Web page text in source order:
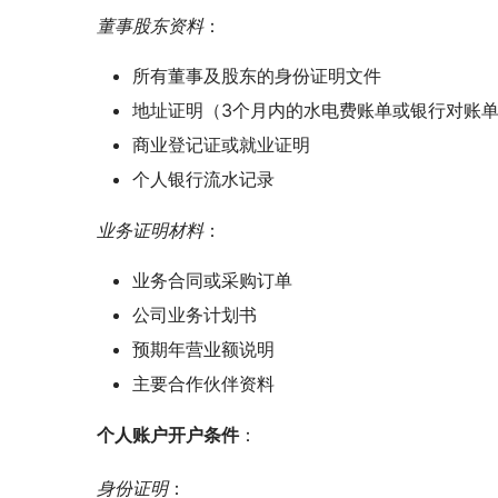
董事股东资料：
所有董事及股东的身份证明文件
地址证明（3个月内的水电费账单或银行对账
商业登记证或就业证明
个人银行流水记录
业务证明材料：
业务合同或采购订单
公司业务计划书
预期年营业额说明
主要合作伙伴资料
个人账户开户条件：
身份证明：